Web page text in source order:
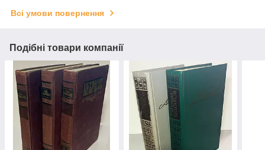
Всі умови повернення
Подібні товари компанії